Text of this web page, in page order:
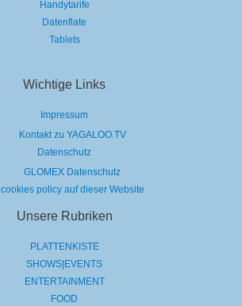
Handytarife
Datenflate
Tablets
Wichtige Links
Impressum
Kontakt zu YAGALOO.TV
Datenschutz
GLOMEX Datenschutz
cookies policy auf dieser Website
Unsere Rubriken
PLATTENKISTE
SHOWS|EVENTS
ENTERTAINMENT
FOOD